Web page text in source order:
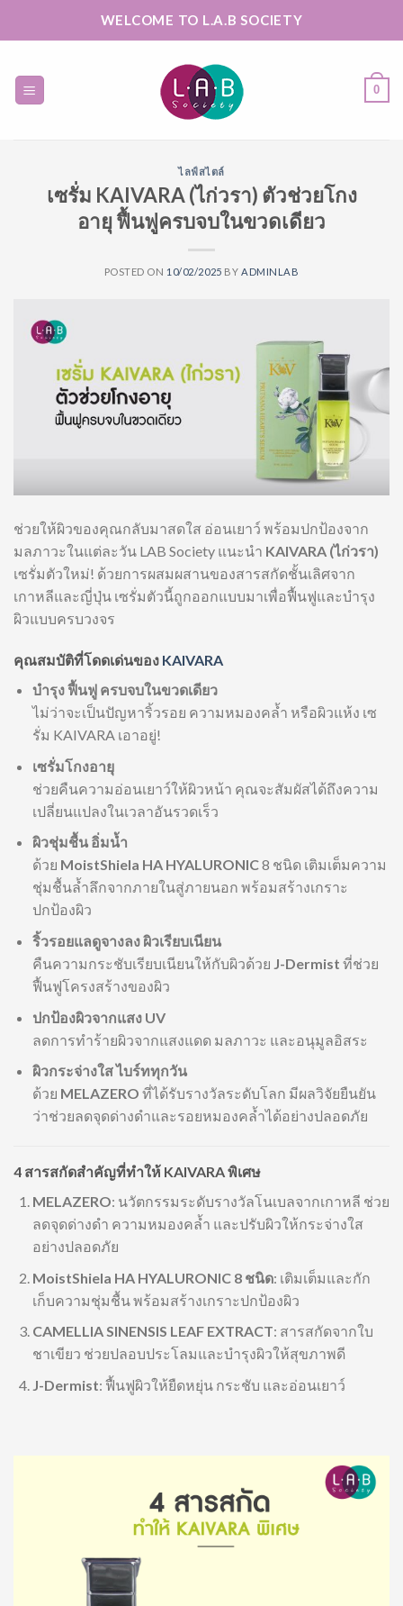
WELCOME TO L.A.B SOCIETY
0
ไลฟ์สไตล์
เซรั่ม KAIVARA (ไก่วรา) ตัวช่วยโกง
อายุ ฟื้นฟูครบจบในขวดเดียว
POSTED ON 10/02/2025 BY ADMINLAB
ช่วยให้ผิวของคุณกลับมาสดใส อ่อนเยาว์ พร้อมปกป้องจาก
มลภาวะในแต่ละวัน LAB Society แนะนำ KAIVARA (ไก่วรา)
เซรั่มตัวใหม่! ด้วยการผสมผสานของสารสกัดชั้นเลิศจาก
เกาหลีและญี่ปุ่น เซรั่มตัวนี้ถูกออกแบบมาเพื่อฟื้นฟูและบำรุง
ผิวแบบครบวงจร
คุณสมบัติที่โดดเด่นของ KAIVARA
บำรุง ฟื้นฟู ครบจบในขวดเดียว
ไม่ว่าจะเป็นปัญหาริ้วรอย ความหมองคล้ำ หรือผิวแห้ง เซ
รั่ม KAIVARA เอาอยู่!
เซรั่มโกงอายุ
ช่วยคืนความอ่อนเยาว์ให้ผิวหน้า คุณจะสัมผัสได้ถึงความ
เปลี่ยนแปลงในเวลาอันรวดเร็ว
ผิวชุ่มชื้น อิ่มน้ำ
ด้วย MoistShiela HA HYALURONIC8 ชนิด เติมเต็มความ
ชุ่มชื้นล้ำลึกจากภายในสู่ภายนอก พร้อมสร้างเกราะ
ปกป้องผิว
ริ้วรอยแลดูจางลง ผิวเรียบเนียน
คืนความกระชับเรียบเนียนให้กับผิวด้วย J-Dermist ที่ช่วย
ฟื้นฟูโครงสร้างของผิว
ปกป้องผิวจากแสง UV
ลดการทำร้ายผิวจากแสงแดด มลภาวะ และอนุมูลอิสระ
ผิวกระจ่างใส ไบร์ททุกวัน
ด้วย MELAZERO ที่ได้รับรางวัลระดับโลก มีผลวิจัยยืนยัน
ว่าช่วยลดจุดด่างดำและรอยหมองคล้ำได้อย่างปลอดภัย
4 สารสกัดสำคัญที่ทำให้ KAIVARA พิเศษ
MELAZERO: นวัตกรรมระดับรางวัลโนเบลจากเกาหลี ช่วย
ลดจุดด่างดำ ความหมองคล้ำ และปรับผิวให้กระจ่างใส
อย่างปลอดภัย
MoistShiela HA HYALURONIC 8 ชนิด: เติมเต็มและกัก
เก็บความชุ่มชื้น พร้อมสร้างเกราะปกป้องผิว
CAMELLIA SINENSIS LEAF EXTRACT: สารสกัดจากใบ
ชาเขียว ช่วยปลอบประโลมและบำรุงผิวให้สุขภาพดี
J-Dermist: ฟื้นฟูผิวให้ยืดหยุ่น กระชับ และอ่อนเยาว์